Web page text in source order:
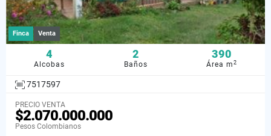
Finca Venta
4
Alcobas
2
Baños
390
Área m2
7517597
PRECIO VENTA
$2.070.000.000
Pesos Colombianos